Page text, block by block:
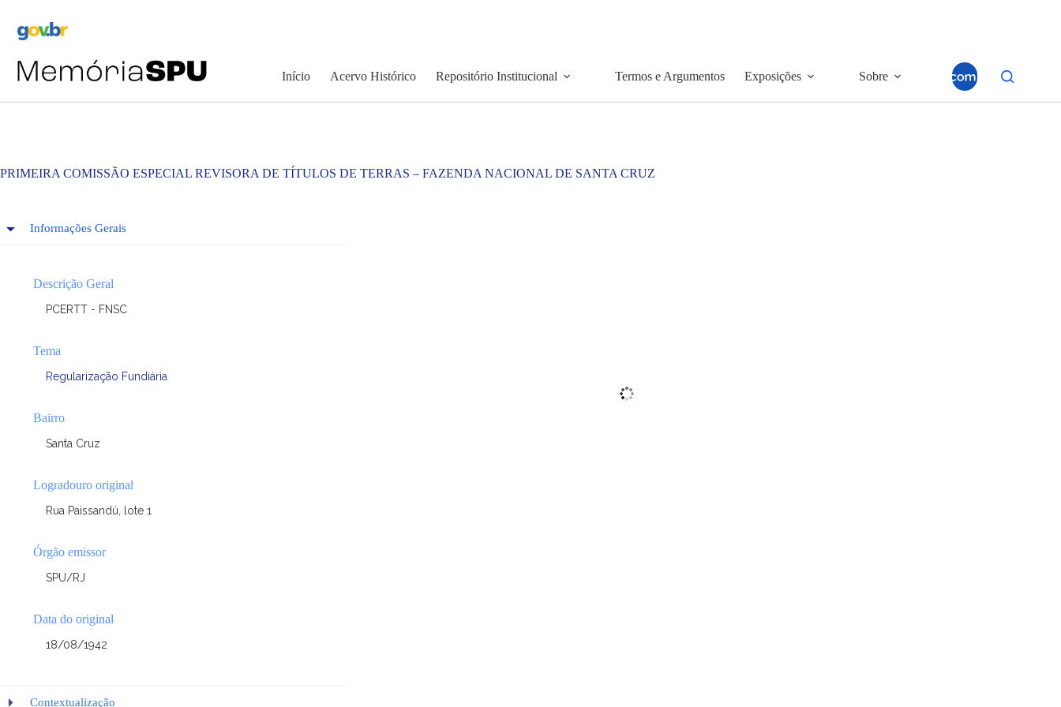
Início Acervo Histórico Repositório Institucional Termos e Argumentos Exposições Sobre
PRIMEIRA COMISSÃO ESPECIAL REVISORA DE TÍTULOS DE TERRAS – FAZENDA NACIONAL DE SANTA CRUZ
Informações Gerais
Descrição Geral
PCERTT - FNSC
Tema
Regularização Fundiária
Bairro
Santa Cruz
Logradouro original
Rua Paissandú, lote 1
Órgão emissor
SPU/RJ
Data do original
18/08/1942
Contextualização